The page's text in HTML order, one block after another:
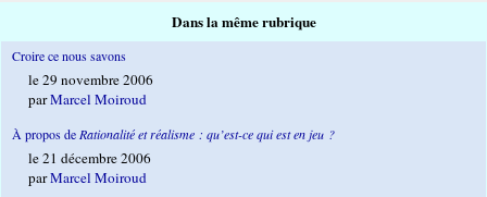
Dans la même rubrique
Croire ce nous savons
le 29 novembre 2006
parMarcel Moiroud
À propos de Rationalité et réalisme : qu’est-ce qui est en jeu ?
le 21 décembre 2006
parMarcel Moiroud